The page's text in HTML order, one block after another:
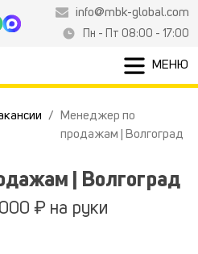
info@mbk-global.com
Пн - Пт 08:00 - 17:00
МЕНЮ
Менеджер по
продажам | Волгоград
| Волгоград
₽ на руки